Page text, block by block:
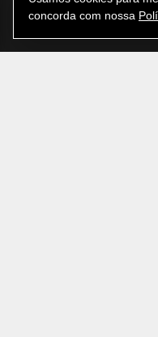
concorda com nossa